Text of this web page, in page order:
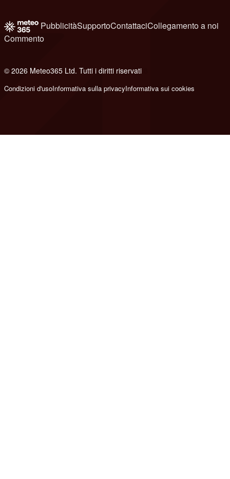
PubblicitàSupportoContattaciCollegamento a noi
Commento
© 2026 Meteo365 Ltd. Tutti i diritti riservati
Condizioni d'usoInformativa sulla privacyInformativa sui cookies